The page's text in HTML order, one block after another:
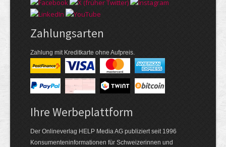
Zahlungsarten
Zahlung mit Kreditkarte ohne Aufpreis.
Ihre Werbeplattform
Der Onlineverlag HELP Media AG publiziert seit 1996
Konsumenten­informationen für Schweizerinnen und